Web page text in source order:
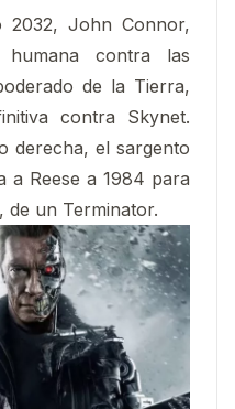
2032, John Connor,
contra las
de la Tierra,
contra Skynet.
derecha, el sargento
a Reese a 1984 para
de un Terminator.